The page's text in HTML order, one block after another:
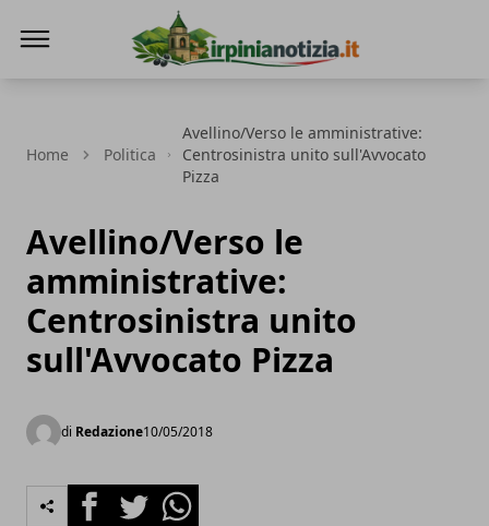
Home Politica
Avellino/Verso le amministrative:
Centrosinistra unito sull'Avvocato
Pizza
Avellino/Verso le
amministrative:
Centrosinistra unito
sull'Avvocato Pizza
di Redazione10/05/2018
FacebookTwitterWhatsapp